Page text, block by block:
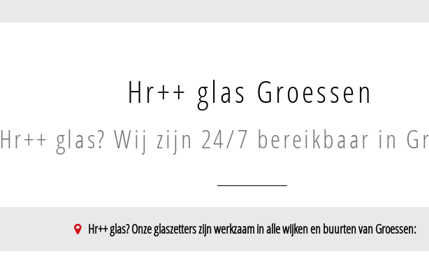
Hr++ glas Groessen
Hr++ glas? Wij zijn 24/7 bereikbaar in
Hr++ glas? Onze glaszetters zijn werkzaam in alle wijken en buurten van Groessen: